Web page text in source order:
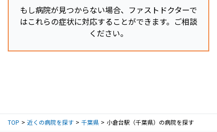
もし病院が見つからない場合、ファストドクターで
はこれらの症状に対応することができます。ご相談
ください。
TOP 近くの病院を探す 千葉県 小倉台駅（千葉県）の病院を探す